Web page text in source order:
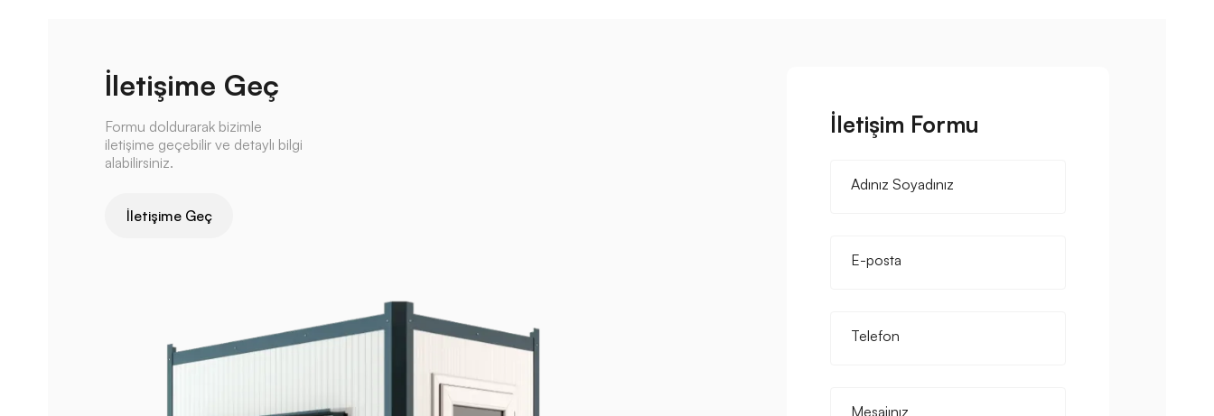
İletişime Geç
Formu doldurarak bizimle
iletişime geçebilir ve detaylı bilgi
alabilirsiniz.
İletişime Geç
İletişim Formu
Adınız Soyadınız
E-posta
Telefon
Mesajınız